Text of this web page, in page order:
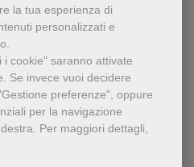
la tua esperienza di
personalizzati e
cookie" saranno attivate
Se invece vuoi decidere
preferenze", oppure
per la navigazione
Per maggiori dettagli,
prodotto